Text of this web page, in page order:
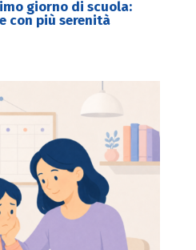
giorno di scuola:
con più serenità